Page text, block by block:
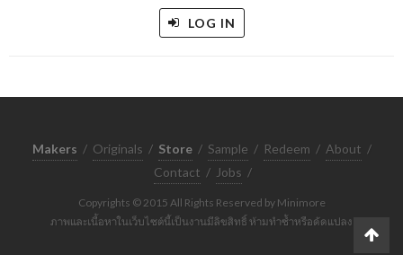
LOG IN
Makers / Originals / Store / Sample / Redeem / About /
Contact / Jobs /
Copyrights © 2015 All Rights Reserved by Minimore
ภาพและเนื้อหาในเว็บไซต์นี้เป็นงานมีลิขสิทธิ์ ห้ามทำซ้ำหรือดัดแปลง